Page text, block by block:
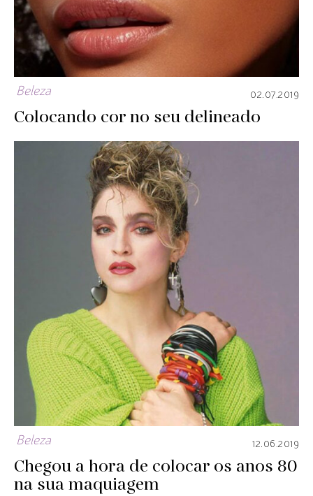
Beleza 02.07.2019
Colocando cor no seu delineado
Beleza 12.06.2019
Chegou a hora de colocar os anos 80
na sua maquiagem